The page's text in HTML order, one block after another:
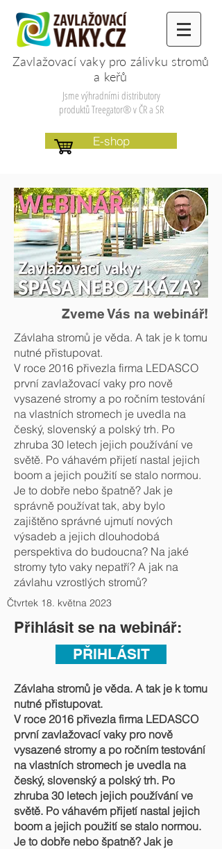
Zavlažovací vaky pro zálivku stromů
a keřů
Jsme výhradními distributory
produktů Treegator® v ČR a SR
E-shop
Zveme Vás na webinář!
Závlaha stromů je věda. A tak je k tomu
nutné přistupovat.
V roce 2016 přivezla firma LEDASCO
první zavlažovací vaky pro nově
vysazené stromy a po ročním testování
na vlastních stromech je uvedla na
český, slovenský a polský trh. Po
zhruba 30 letech jejich používání ve
světě. Po váhavém přijetí nastal jejich
boom a jejich použití se stalo normou.
Je to dobře nebo špatně? Jak je
správně používat tak, aby bylo
zajištěno správné ujmutí nových
výsadeb a jejich dlouhodobá
perspektiva do budoucna? Na jaké
stromy tyto vaky nepatří? A jak na
závlahu vzrostlých stromů?
Čtvrtek 18. května 2023
Přihlásit se na webinář:
PŘIHLÁSIT
Závlaha stromů je věda. A tak je k tomu
nutné přistupovat.
V roce 2016 přivezla firma LEDASCO
první zavlažovací vaky pro nově
vysazené stromy a po ročním testování
na vlastních stromech je uvedla na
český, slovenský a polský trh. Po
zhruba 30 letech jejich používání ve
světě. Po váhavém přijetí nastal jejich
boom a jejich použití se stalo normou.
Je to dobře nebo špatně? Jak je